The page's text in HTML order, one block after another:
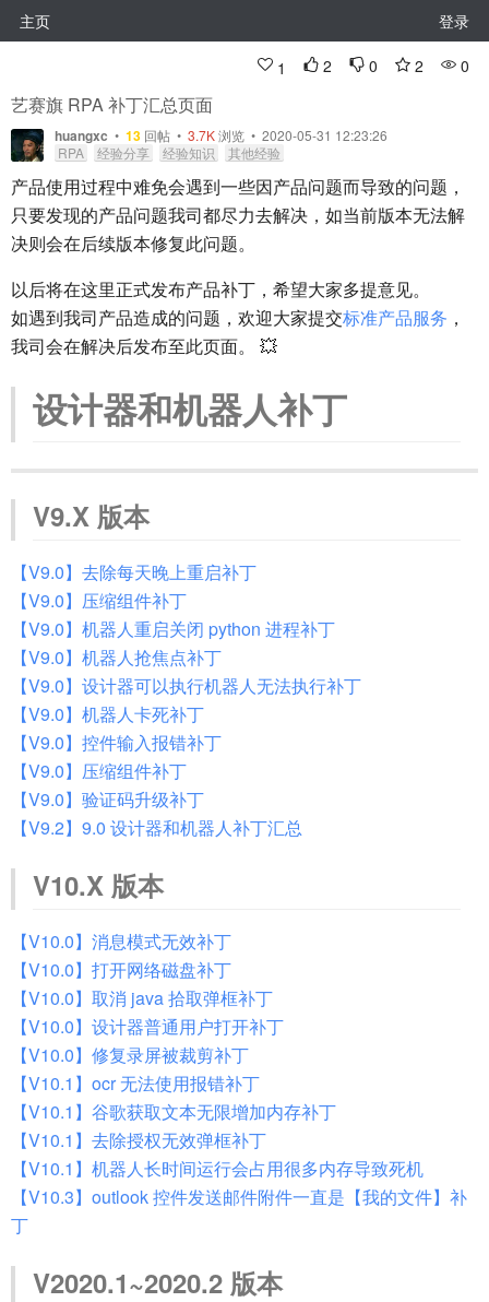
主页 登录
1 2 0 2 0
艺赛旗 RPA 补丁汇总页面
huangxc • 13 回帖 • 3.7K浏览 • 2020-05-31 12:23:26
RPA
经验分享 经验知识 其他经验
产品使用过程中难免会遇到一些因产品问题而导致的问题，
只要发现的产品问题我司都尽力去解决，如当前版本无法解
决则会在后续版本修复此问题。
以后将在这里正式发布产品补丁，希望大家多提意见。
如遇到我司产品造成的问题，欢迎大家提交标准产品服务 ，
我司会在解决后发布至此页面。 💥
设计器和机器人补丁
V9.X 版本
【V9.0】去除每天晚上重启补丁
【V9.0】压缩组件补丁
【V9.0】机器人重启关闭 python 进程补丁
【V9.0】机器人抢焦点补丁
【V9.0】设计器可以执行机器人无法执行补丁
【V9.0】机器人卡死补丁
【V9.0】控件输入报错补丁
【V9.0】压缩组件补丁
【V9.0】验证码升级补丁
【V9.2】9.0 设计器和机器人补丁汇总
V10.X 版本
【V10.0】消息模式无效补丁
【V10.0】打开网络磁盘补丁
【V10.0】取消 java 拾取弹框补丁
【V10.0】设计器普通用户打开补丁
【V10.0】修复录屏被裁剪补丁
【V10.1】ocr 无法使用报错补丁
【V10.1】谷歌获取文本无限增加内存补丁
【V10.1】去除授权无效弹框补丁
【V10.1】机器人长时间运行会占用很多内存导致死机
【V10.3】outlook 控件发送邮件附件一直是【我的文件】补
丁
V2020.1~2020.2 版本